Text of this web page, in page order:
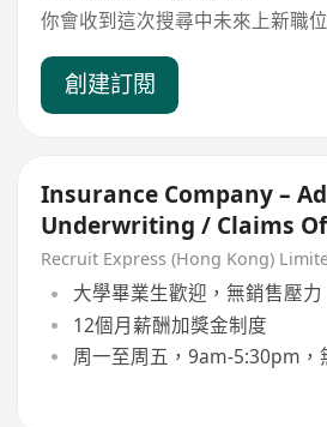
你會收到這次搜尋中未來上新職
創建訂閱
Insurance Company –
Underwriting / Claims
Recruit Express (Hong Kong)
大學畢業生歡迎，無銷售壓力
12個月薪酬加獎金制度
周一至周五，9am-5:30pm，